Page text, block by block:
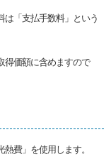
「支払手数料」という
得価額に含めますので
費」を使用します。